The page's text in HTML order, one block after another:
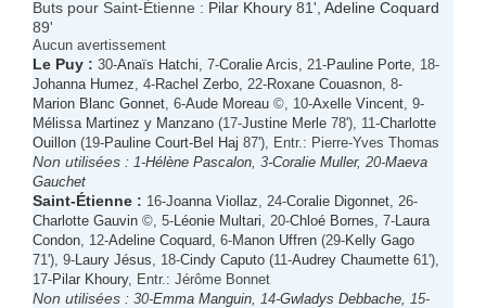
Buts pour Saint-Étienne : Pilar Khoury 81', Adeline Coquard
89'
Aucun avertissement
Le Puy : 30-Anaïs Hatchi , 7-Coralie Arcis , 21-Pauline Porte , 18-
Johanna Humez , 4-Rachel Zerbo , 22-Roxane Couasnon , 8-
Marion Blanc Gonnet , 6-Aude Moreau ©, 10-Axelle Vincent , 9-
Mélissa Martinez y Manzano (17-Justine Merle 78'), 11-Charlotte
Ouillon (19-Pauline Court-Bel Haj 87'), Entr.: Pierre-Yves Thomas
Non utilisées : 1-Hélène Pascalon , 3-Coralie Muller, 20-Maeva
Gauchet
Saint-Étienne : 16-Joanna Viollaz , 24-Coralie Digonnet , 26-
Charlotte Gauvin ©, 5- Léonie Multari , 20-Chloé Bornes , 7- Laura
Condon , 12-Adeline Coquard , 6-Manon Uffren (29-Kelly Gago
71'), 9- Laury Jésus , 18-Cindy Caputo (11-Audrey Chaumette 61'),
17-Pilar Khoury, Entr.: Jérôme Bonnet
Non utilisées : 30-Emma Manguin , 14-Gwladys Debbache , 15-